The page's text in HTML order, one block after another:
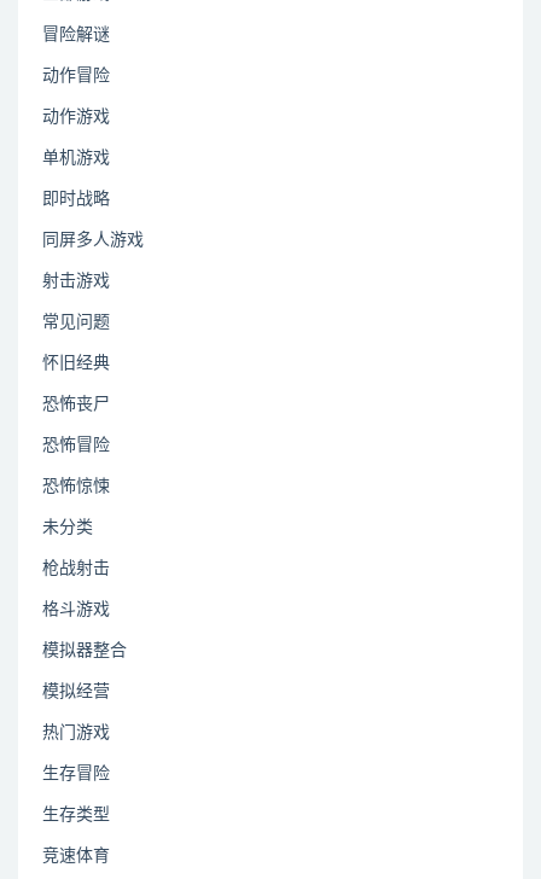
冒险解谜
动作冒险
动作游戏
单机游戏
即时战略
同屏多人游戏
射击游戏
常见问题
怀旧经典
恐怖丧尸
恐怖冒险
恐怖惊悚
未分类
枪战射击
格斗游戏
模拟器整合
模拟经营
热门游戏
生存冒险
生存类型
竞速体育